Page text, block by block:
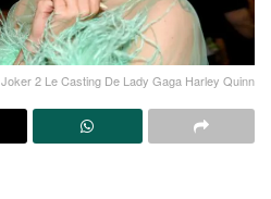
Joker 2 Le Casting De Lady Gaga Harley Quinn